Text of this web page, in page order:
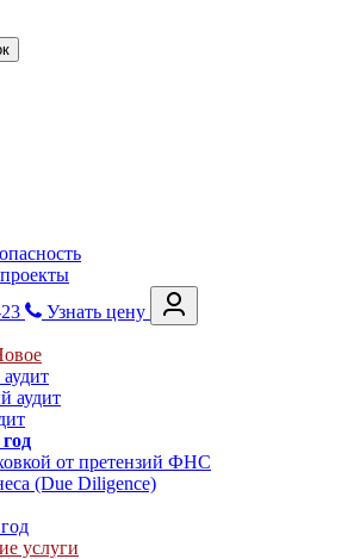
Узнать цену
аудит
от претензий ФНС
(Due Diligence)
услуги